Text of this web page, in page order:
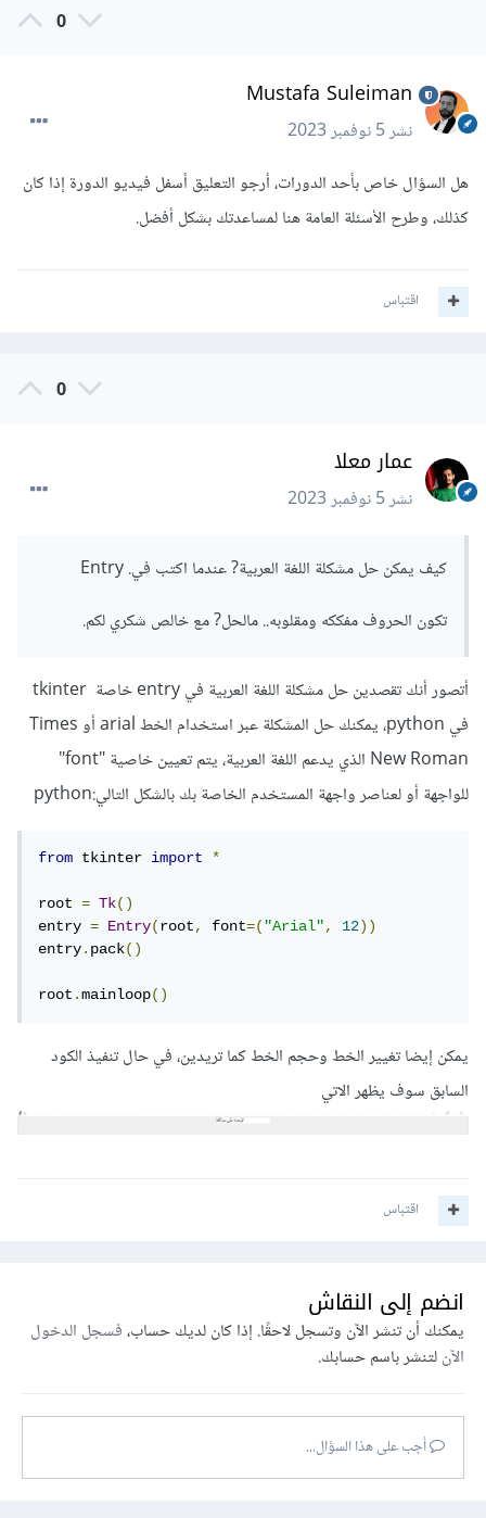
0
Mustafa Suleiman
نشر5 نوفمبر 2023
هل السؤال خاص بأحد الدورات، أرجو التعليق أسفل فيديو الدورة إذا كان
كذلك، وطرح الأسئلة العامة هنا لمساعدتك بشكل أفضل.
اقتباس
0
عمار معلا
نشر5 نوفمبر 2023
كيف يمكن حل مشكلة اللغة العربية? عندما اكتب في. Entry
تكون الحروف مفككه ومقلوبه.. مالحل? مع خالص شكري لكم.
أتصور أنك تقصدين حل مشكلة اللغة العربية في entry خاصة tkinter
في python، يمكنك حل المشكلة عبر استخدام الخط arial أو Times
New Roman الذي يدعم اللغة العربية، يتم تعيين خاصية "font"
للواجهة أو لعناصر واجهة المستخدم الخاصة بك بالشكل التالي:python
from tkinter import *
root = Tk()
entry = Entry(root, font=("Arial", 12))
entry.pack()
root.mainloop()
يمكن إيضا تغيير الخط وحجم الخط كما تريدين، في حال تنفيذ الكود
السابق سوف يظهر الاتي
اقتباس
انضم إلى النقاش
يمكنك أن تنشر الآن وتسجل لاحقًا. إذا كان لديك حساب،فسجل الدخول
الآنلتنشر باسم حسابك.
أجب على هذا السؤال...